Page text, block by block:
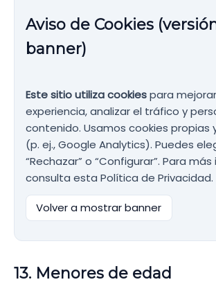
Aviso de Cookies
banner)
Este sitio utiliza cookiespara
experiencia, analizar el tráfico y
contenido. Usamos cookies propias
(p. ej., Google Analytics). Puedes
“Rechazar” o “Configurar”. Para
consulta esta Política de Privacidad.
Volver a mostrar banner
13. Menores de edad